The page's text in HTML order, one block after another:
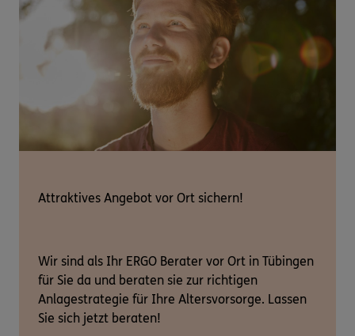
Attraktives Angebot vor Ort sichern!
Wir sind als Ihr ERGO Berater vor Ort in Tübingen
für Sie da und beraten sie zur richtigen
Anlagestrategie für Ihre Altersvorsorge. Lassen
Sie sich jetzt beraten!